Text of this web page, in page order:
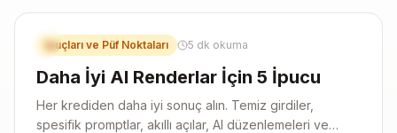
3İpuçları ve Püf Noktaları 5 dk okuma
Daha İyi AI Renderlar İçin 5 İpucu
Her krediden daha iyi sonuç alın. Temiz girdiler,
spesifik promptlar, akıllı açılar, AI düzenlemeleri ve